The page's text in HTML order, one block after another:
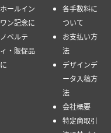
ホールイン
ワン記念に
ノベルテ
ィ・販促品
に
各手数料に
ついて
お支払い方
法
デザインデ
ータ入稿方
法
会社概要
特定商取引